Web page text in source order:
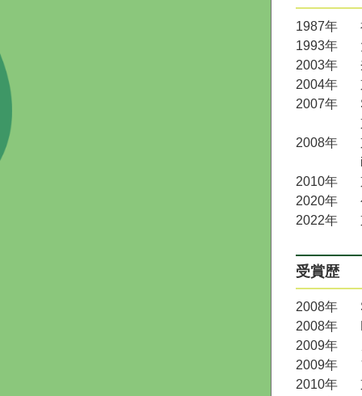
1987年
1993年
2003年
2004年
2007年
2008年
2010年
2020年
2022年
受賞歴
2008年
2008年
2009年
2009年
2010年